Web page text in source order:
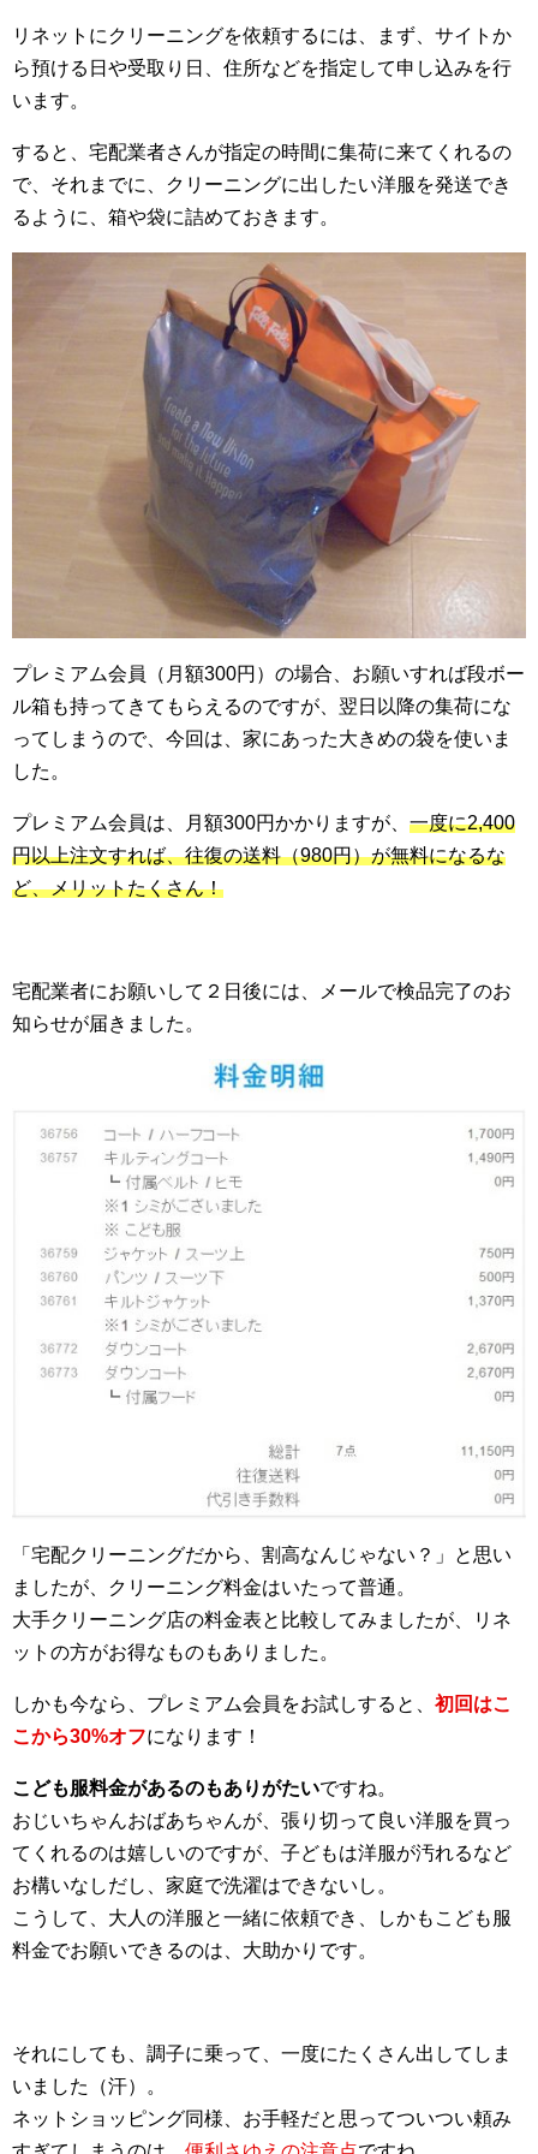
リネットにクリーニングを依頼するには、まず、サイトか
ら預ける日や受取り日、住所などを指定して申し込みを行
います。
すると、宅配業者さんが指定の時間に集荷に来てくれるの
で、それまでに、クリーニングに出したい洋服を発送でき
るように、箱や袋に詰めておきます。
プレミアム会員（月額300円）の場合、お願いすれば段ボー
ル箱も持ってきてもらえるのですが、翌日以降の集荷にな
ってしまうので、今回は、家にあった大きめの袋を使いま
した。
プレミアム会員は、月額300円かかりますが、 一度に2,400
円以上注文すれば、往復の送料（980円）が無料になるな
ど、メリットたくさん！
宅配業者にお願いして２日後には、メールで検品完了のお
知らせが届きました。
「宅配クリーニングだから、割高なんじゃない？」と思い
ましたが、クリーニング料金はいたって普通。
大手クリーニング店の料金表と比較してみましたが、リネ
ットの方がお得なものもありました。
しかも今なら、プレミアム会員をお試しすると、 初回はこ
こから30%オフになります！
こども服料金があるのもありがたいですね。
おじいちゃんおばあちゃんが、張り切って良い洋服を買っ
てくれるのは嬉しいのですが、子どもは洋服が汚れるなど
お構いなしだし、家庭で洗濯はできないし。
こうして、大人の洋服と一緒に依頼でき、しかもこども服
料金でお願いできるのは、大助かりです。
それにしても、調子に乗って、一度にたくさん出してしま
いました（汗）。
ネットショッピング同様、お手軽だと思ってついつい頼み